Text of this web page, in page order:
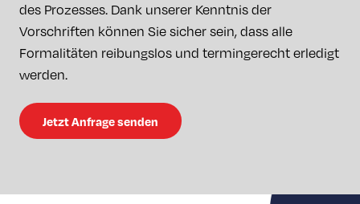
des Prozesses. Dank unserer Kenntnis der
Vorschriften können Sie sicher sein, dass alle
Formalitäten reibungslos und termingerecht erledigt
werden.
Jetzt Anfrage senden